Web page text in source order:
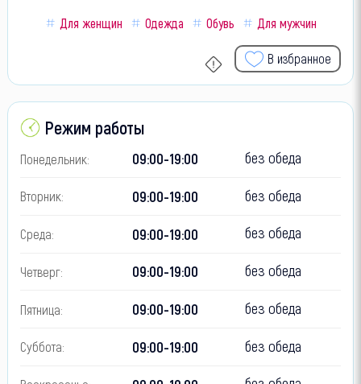
Для женщин Одежда Обувь Для мужчин
В избранное
Режим работы
Понедельник: 09:00-19:00 без обеда
Вторник: 09:00-19:00 без обеда
Среда: 09:00-19:00 без обеда
Четверг: 09:00-19:00 без обеда
Пятница: 09:00-19:00 без обеда
Суббота: 09:00-19:00 без обеда